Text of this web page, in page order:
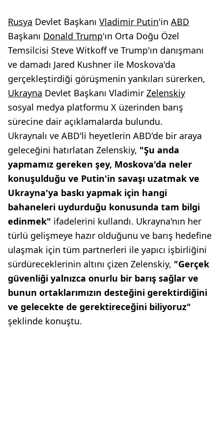
Rusya Devlet Başkanı Vladimir Putin'in ABD
Başkanı Donald Trump'ın Orta Doğu Özel
Temsilcisi Steve Witkoff ve Trump'ın danışmanı
ve damadı Jared Kushner ile Moskova'da
gerçekleştirdiği görüşmenin yankıları sürerken,
Ukrayna Devlet Başkanı Vladimir Zelenskiy
sosyal medya platformu X üzerinden barış
sürecine dair açıklamalarda bulundu.
Ukraynalı ve ABD'li heyetlerin ABD'de bir araya
geleceğini hatırlatan Zelenskiy, "Şu anda
yapmamız gereken şey, Moskova'da neler
konuşulduğu ve Putin'in savaşı uzatmak ve
Ukrayna'ya baskı yapmak için hangi
bahaneleri uydurduğu konusunda tam bilgi
edinmek" ifadelerini kullandı. Ukrayna'nın her
türlü gelişmeye hazır olduğunu ve barış hedefine
ulaşmak için tüm partnerleri ile yapıcı işbirliğini
sürdüreceklerinin altını çizen Zelenskiy, "Gerçek
güvenliği yalnızca onurlu bir barış sağlar ve
bunun ortaklarımızın desteğini gerektirdiğini
ve gelecekte de gerektireceğini biliyoruz"
şeklinde konuştu.